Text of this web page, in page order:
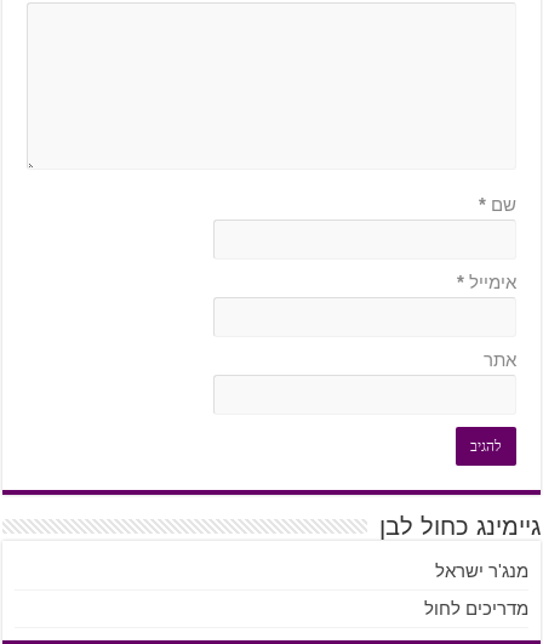
שם *
אימייל *
אתר
גיימינג כחול לבן
מנג'ר ישראל
מדריכים לחול